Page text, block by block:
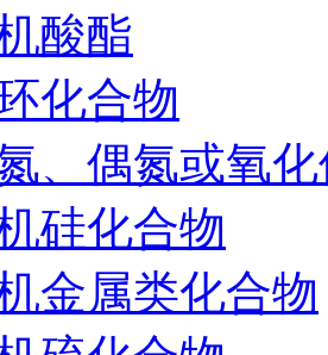
酸酯
化合物
、偶氮或氧
硅化合物
金属类化合物